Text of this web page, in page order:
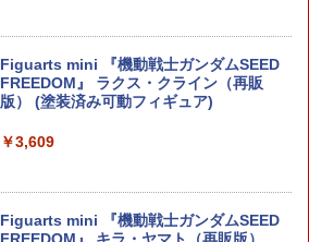
コトブキヤ｜壽屋 【再販】M.S.G モデリ
ングサポートグッズ ヘヴィウェポンユニ
ット07 スカルマサカー
￥1,180
フジミ 【再生産】建物シリーズ No.25
大浦天主堂【建25】 プラモデル
Figuarts mini 『機動戦士ガンダムSEED
FREEDOM』 ラクス・クライン（再販
版） (塗装済み可動フィギュア)
￥3,609
Figuarts mini 『機動戦士ガンダムSEED
FREEDOM』 キラ・ヤマト（再販版）